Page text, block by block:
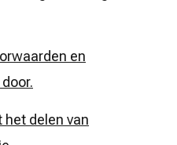
en
delen van